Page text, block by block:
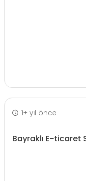
1+ yıl önce
Bayraklı E-ticaret